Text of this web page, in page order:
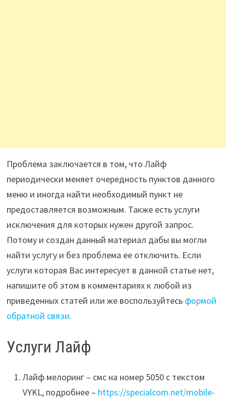
Проблема заключается в том, что Лайф
периодически меняет очередность пунктов данного
меню и иногда найти необходимый пункт не
предоставляется возможным. Также есть услуги
исключения для которых нужен другой запрос.
Потому и создан данный материал дабы вы могли
найти услугу и без проблема ее отключить. Если
услуги которая Вас интересует в данной статье нет,
напишите об этом в комментариях к любой из
приведенных статей или же воспользуйтесь формой
обратной связи.
Услуги Лайф
Лайф мелоринг – смс на номер 5050 с текстом
VYKL, подробнее – https://specialcom.net/mobile-